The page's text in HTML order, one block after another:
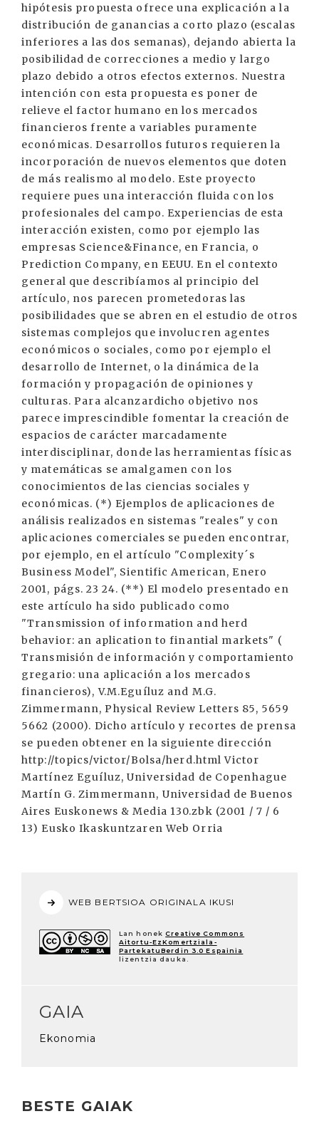
hipótesis propuesta ofrece una explicación a la
distribución de ganancias a corto plazo (escalas
inferiores a las dos semanas), dejando abierta la
posibilidad de correcciones a medio y largo
plazo debido a otros efectos externos. Nuestra
intención con esta propuesta es poner de
relieve el factor humano en los mercados
financieros frente a variables puramente
económicas. Desarrollos futuros requieren la
incorporación de nuevos elementos que doten
de más realismo al modelo. Este proyecto
requiere pues una interacción fluida con los
profesionales del campo. Experiencias de esta
interacción existen, como por ejemplo las
empresas Science&Finance, en Francia, o
Prediction Company, en EEUU. En el contexto
general que describíamos al principio del
artículo, nos parecen prometedoras las
posibilidades que se abren en el estudio de otros
sistemas complejos que involucren agentes
económicos o sociales, como por ejemplo el
desarrollo de Internet, o la dinámica de la
formación y propagación de opiniones y
culturas. Para alcanzardicho objetivo nos
parece imprescindible fomentar la creación de
espacios de carácter marcadamente
interdisciplinar, donde las herramientas físicas
y matemáticas se amalgamen con los
conocimientos de las ciencias sociales y
económicas. (*) Ejemplos de aplicaciones de
análisis realizados en sistemas "reales" y con
aplicaciones comerciales se pueden encontrar,
por ejemplo, en el artículo "Complexity´s
Business Model", Sientific American, Enero
2001, págs. 23 24. (**) El modelo presentado en
este artículo ha sido publicado como
"Transmission of information and herd
behavior: an aplication to finantial markets" (
Transmisión de información y comportamiento
gregario: una aplicación a los mercados
financieros), V.M.Eguíluz and M.G.
Zimmermann, Physical Review Letters 85, 5659
5662 (2000). Dicho artículo y recortes de prensa
se pueden obtener en la siguiente dirección
http://topics/victor/Bolsa/herd.html Victor
Martínez Eguíluz, Universidad de Copenhague
Martín G. Zimmermann, Universidad de Buenos
Aires Euskonews & Media 130.zbk (2001 / 7 / 6
13) Eusko Ikaskuntzaren Web Orria
WEB BERTSIOA ORIGINALA IKUSI
Lan honek Creative Commons
Aitortu-EzKomertziala-
PartekatuBerdin 3.0 Espainia
lizentzia dauka.
GAIA
Ekonomia
BESTE GAIAK